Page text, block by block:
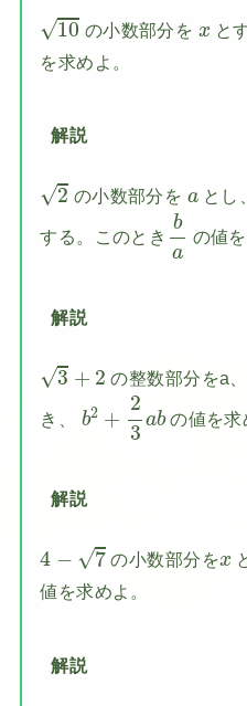
√10
10
の小数部分を x
xと
を求めよ。
解説
√2 の小数部分を a
aとし、
する。このとき
b
a
ba
の値を
解説
√3 + 2
+2
の整数部分をa
き、 b2 +
2
3
ab
3
の値を求
解説
4 − √7
4
の小数部分をx
x
値を求めよ。
解説